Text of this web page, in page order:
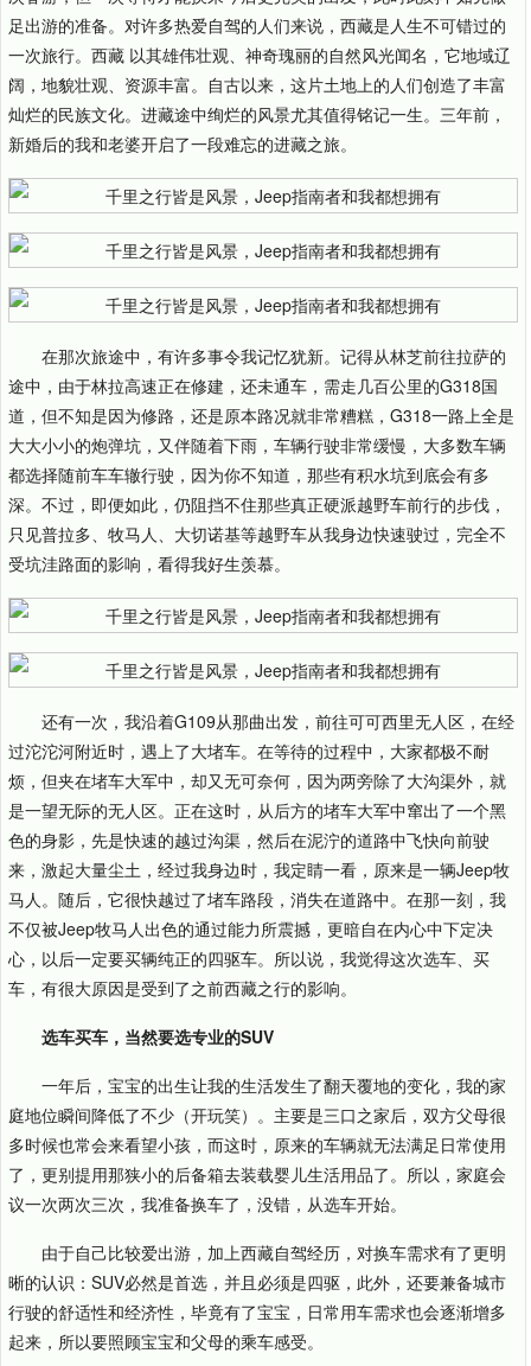
足出游的准备。对许多热爱自驾的人们来说，西藏是人生不可错过的
一次旅行。西藏 以其雄伟壮观、神奇瑰丽的自然风光闻名，它地域辽
阔，地貌壮观、资源丰富。自古以来，这片土地上的人们创造了丰富
灿烂的民族文化。进藏途中绚烂的风景尤其值得铭记一生。三年前，
新婚后的我和老婆开启了一段难忘的进藏之旅。
在那次旅途中，有许多事令我记忆犹新。记得从林芝前往拉萨的
途中，由于林拉高速正在修建，还未通车，需走几百公里的G318国
道，但不知是因为修路，还是原本路况就非常糟糕，G318一路上全是
大大小小的炮弹坑，又伴随着下雨，车辆行驶非常缓慢，大多数车辆
都选择随前车车辙行驶，因为你不知道，那些有积水坑到底会有多
深。不过，即便如此，仍阻挡不住那些真正硬派越野车前行的步伐，
只见普拉多、牧马人、大切诺基等越野车从我身边快速驶过，完全不
受坑洼路面的影响，看得我好生羡慕。
还有一次，我沿着G109从那曲出发，前往可可西里无人区，在经
过沱沱河附近时，遇上了大堵车。在等待的过程中，大家都极不耐
烦，但夹在堵车大军中，却又无可奈何，因为两旁除了大沟渠外，就
是一望无际的无人区。正在这时，从后方的堵车大军中窜出了一个黑
色的身影，先是快速的越过沟渠，然后在泥泞的道路中飞快向前驶
来，激起大量尘土，经过我身边时，我定睛一看，原来是一辆Jeep牧
马人。随后，它很快越过了堵车路段，消失在道路中。在那一刻，我
不仅被Jeep牧马人出色的通过能力所震撼，更暗自在内心中下定决
心，以后一定要买辆纯正的四驱车。所以说，我觉得这次选车、买
车，有很大原因是受到了之前西藏之行的影响。
选车买车，当然要选专业的SUV
一年后，宝宝的出生让我的生活发生了翻天覆地的变化，我的家
庭地位瞬间降低了不少（开玩笑）。主要是三口之家后，双方父母很
多时候也常会来看望小孩，而这时，原来的车辆就无法满足日常使用
了，更别提用那狭小的后备箱去装载婴儿生活用品了。所以，家庭会
议一次两次三次，我准备换车了，没错，从选车开始。
由于自己比较爱出游，加上西藏自驾经历，对换车需求有了更明
晰的认识：SUV必然是首选，并且必须是四驱，此外，还要兼备城市
行驶的舒适性和经济性，毕竟有了宝宝，日常用车需求也会逐渐增多
起来，所以要照顾宝宝和父母的乘车感受。